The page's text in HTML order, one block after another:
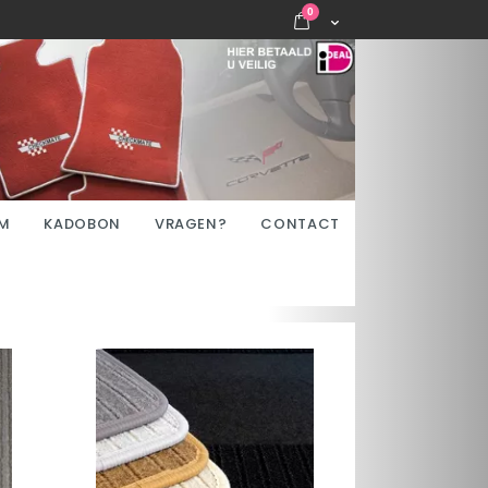
Cart
0 items
KADOBON VRAGEN? CONTACT